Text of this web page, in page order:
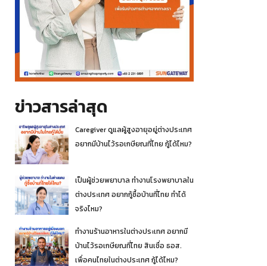
ข่าวสารล่าสุด
Caregiver ดูแลผู้สูงอายุอยู่ต่างประเทศ
อยากมีบ้านไว้รอเกษียณที่ไทย กู้ได้ไหม?
เป็นผู้ช่วยพยาบาล ทำงานโรงพยาบาลใน
ต่างประเทศ อยากกู้ซื้อบ้านที่ไทย ทำได้
จริงไหม?
ทำงานร้านอาหารในต่างประเทศ อยากมี
บ้านไว้รอเกษียณที่ไทย สินเชื่อ ธอส.
เพื่อคนไทยในต่างประเทศ กู้ได้ไหม?